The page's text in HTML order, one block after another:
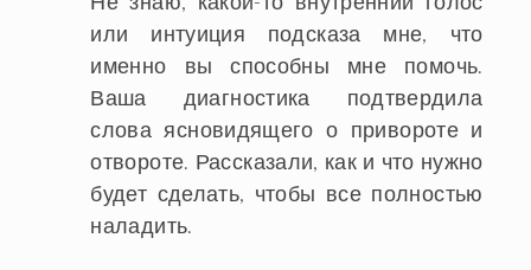
или интуиция подсказа мне, что
именно вы способны мне помочь.
Ваша диагностика подтвердила
слова ясновидящего о привороте и
отвороте. Рассказали, как и что нужно
будет сделать, чтобы все полностью
наладить.